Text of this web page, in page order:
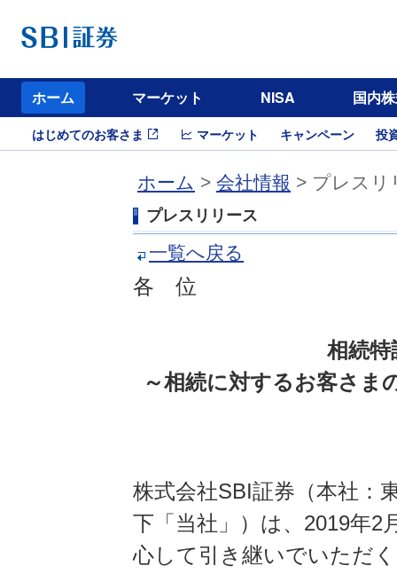
ホーム マーケット NISA 国内
はじめてのお客さま マーケット キャンペーン 投
ホーム > 会社情報 > プレスリ
プレスリリース
一覧へ戻る
各 位
相続
～相続に対するお客さま
株式会社SBI証券（本社：
下「当社」）は、2019年2
心して引き継いでいただ